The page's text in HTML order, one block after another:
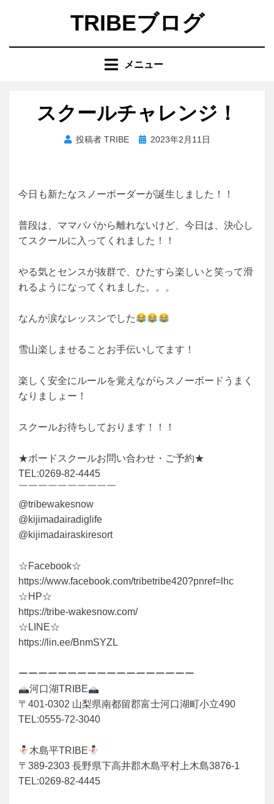
TRIBEブログ
メニュー
スクールチャレンジ！
投稿者 TRIBE
投 2023年2月11日
今日も新たなスノーボーダーが誕生しました！！
普段は、ママパパから離れないけど、今日は、決心し
てスクールに入ってくれました！！
やる気とセンスが抜群で、ひたすら楽しいと笑って滑
れるようになってくれました。。。
なんか涙なレッスンでした
雪山楽しませることお手伝いしてます！
楽しく安全にルールを覚えながらスノーボードうまく
なりましょー！
スクールお待ちしております！！！
★ボードスクールお問い合わせ・ご予約★
TEL:0269-82-4445
￣￣￣￣￣￣￣￣￣￣
@tribewakesnow
@kijimadairadiglife
@kijimadairaskiresort
☆Facebook☆
https://www.facebook.com/tribetribe420?pnref=lhc
☆HP☆
https://tribe-wakesnow.com/
☆LINE☆
https://lin.ee/BnmSYZL
ーーーーーーーーーーーーーーーーーー
河口湖TRIBE
〒401-0302 山梨県南都留郡富士河口湖町小立490
TEL:0555-72-3040
木島平TRIBE
〒389-2303 長野県下高井郡木島平村上木島3876-1
TEL:0269-82-4445